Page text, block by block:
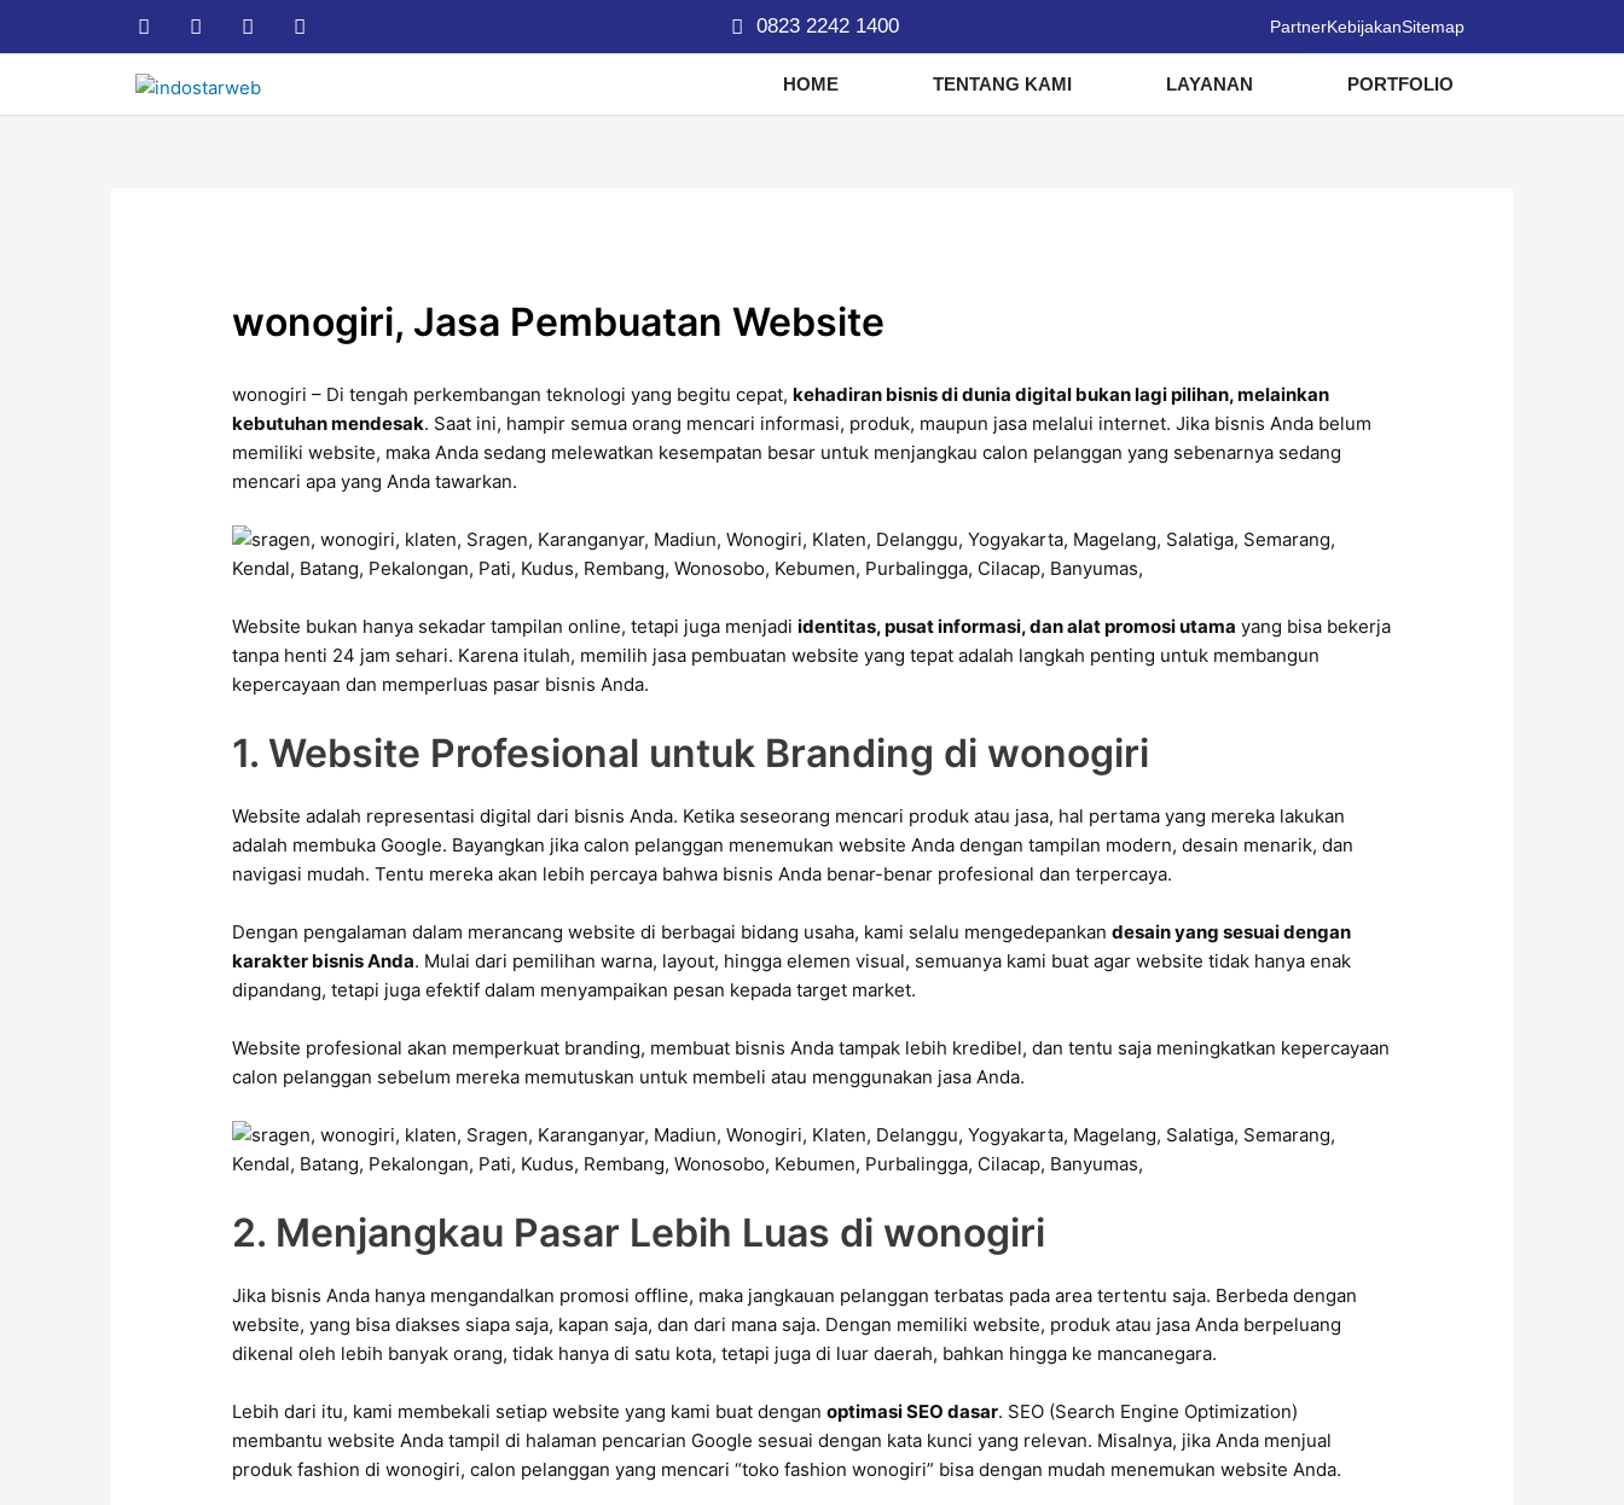
F
a
c
e
b
o
T
w
i
t
e
L
i
n
k
e
d
I
n
s
g
0823 2242 1400 PartnerKebijakanSitemap
HOME TENTANG KAMI LAYANAN PORTFOLIO
wonogiri, Jasa Pembuatan Website
wonogiri – Di tengah perkembangan teknologi yang begitu cepat,kehadiran bisnis di dunia digital bukan lagi pilihan, melainkan
kebutuhan mendesak. Saat ini, hampir semua orang mencari informasi, produk, maupun jasa melalui internet. Jika bisnis Anda belum
memiliki website, maka Anda sedang melewatkan kesempatan besar untuk menjangkau calon pelanggan yang sebenarnya sedang
mencari apa yang Anda tawarkan.
Website bukan hanya sekadar tampilan online, tetapi juga menjadiidentitas, pusat informasi, dan alat promosi utama yang bisa bekerja
tanpa henti 24 jam sehari. Karena itulah, memilih jasa pembuatan website yang tepat adalah langkah penting untuk membangun
kepercayaan dan memperluas pasar bisnis Anda.
1. Website Profesional untuk Branding di wonogiri
Website adalah representasi digital dari bisnis Anda. Ketika seseorang mencari produk atau jasa, hal pertama yang mereka lakukan
adalah membuka Google. Bayangkan jika calon pelanggan menemukan website Anda dengan tampilan modern, desain menarik, dan
navigasi mudah. Tentu mereka akan lebih percaya bahwa bisnis Anda benar-benar profesional dan terpercaya.
Dengan pengalaman dalam merancang website di berbagai bidang usaha, kami selalu mengedepankandesain yang sesuai dengan
karakter bisnis Anda. Mulai dari pemilihan warna, layout, hingga elemen visual, semuanya kami buat agar website tidak hanya enak
dipandang, tetapi juga efektif dalam menyampaikan pesan kepada target market.
Website profesional akan memperkuat branding, membuat bisnis Anda tampak lebih kredibel, dan tentu saja meningkatkan kepercayaan
calon pelanggan sebelum mereka memutuskan untuk membeli atau menggunakan jasa Anda.
2. Menjangkau Pasar Lebih Luas di wonogiri
Jika bisnis Anda hanya mengandalkan promosi offline, maka jangkauan pelanggan terbatas pada area tertentu saja. Berbeda dengan
website, yang bisa diakses siapa saja, kapan saja, dan dari mana saja. Dengan memiliki website, produk atau jasa Anda berpeluang
dikenal oleh lebih banyak orang, tidak hanya di satu kota, tetapi juga di luar daerah, bahkan hingga ke mancanegara.
Lebih dari itu, kami membekali setiap website yang kami buat denganoptimasi SEO dasar. SEO (Search Engine Optimization)
membantu website Anda tampil di halaman pencarian Google sesuai dengan kata kunci yang relevan. Misalnya, jika Anda menjual
produk fashion di wonogiri, calon pelanggan yang mencari “toko fashion wonogiri” bisa dengan mudah menemukan website Anda.
navigation